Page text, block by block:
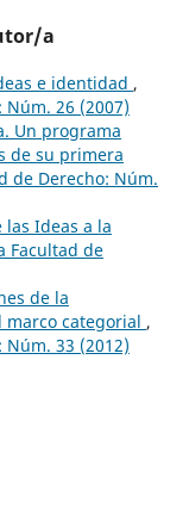
a
e identidad ,
Núm. 26 (2007)
Un programa
de su primera
de Derecho: Núm.
las Ideas a la
Facultad de
de la
categorial ,
Núm. 33 (2012)